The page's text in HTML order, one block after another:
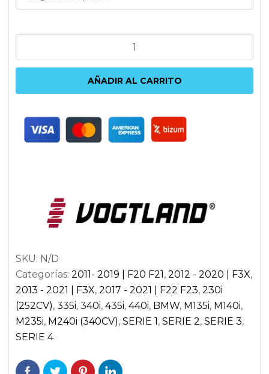
BMW
1
SERIE
F30
F31
|
SERIE
4
COUPE
AÑADIR AL CARRITO
SKU: N/D
Categorías: 2011- 2019 | F20 F21 , 2012 - 2020 | F3X,
2013 - 2021 | F3X, 2017 - 2021 | F22 F23, 230i
(252CV), 335i, 340i, 435i, 440i, BMW, M135i, M140i,
M235i, M240i (340CV), SERIE 1 , SERIE 2, SERIE 3,
SERIE 4